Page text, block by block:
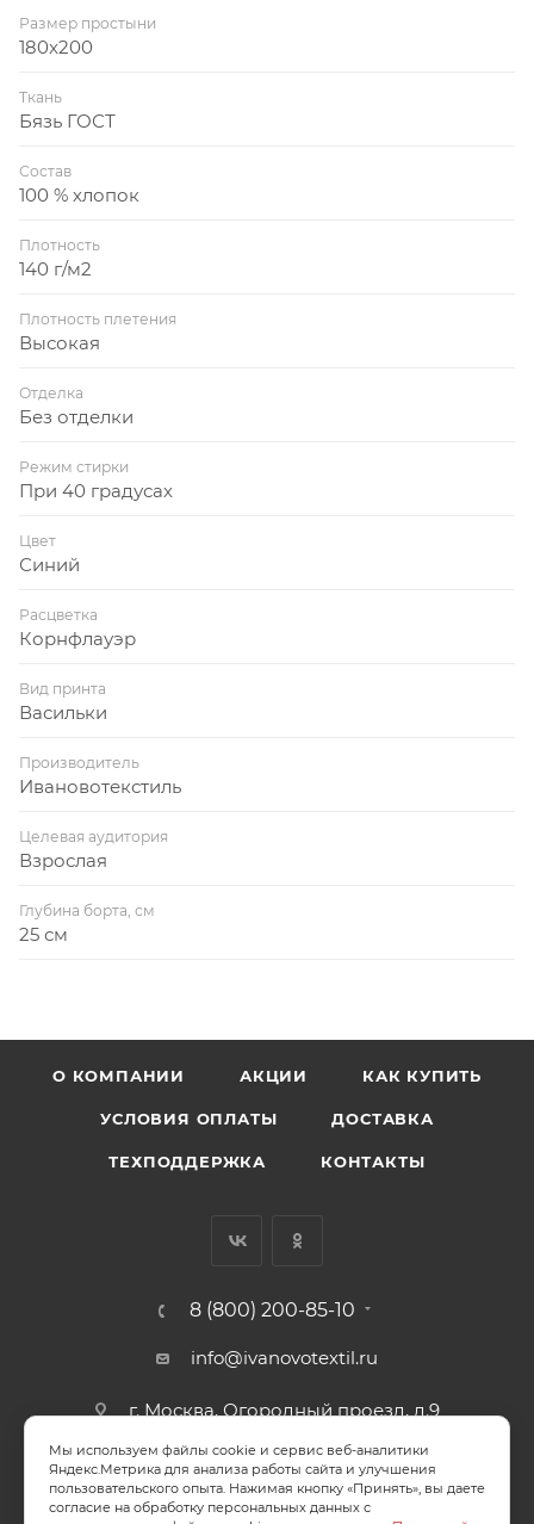
Размер простыни
180x200
Ткань
Бязь ГОСТ
Состав
100 % хлопок
Плотность
140 г/м2
Плотность плетения
Высокая
Отделка
Без отделки
Режим стирки
При 40 градусах
Цвет
Синий
Расцветка
Корнфлауэр
Вид принта
Васильки
Производитель
Ивановотекстиль
Целевая аудитория
Взрослая
Глубина борта, см
25 см
О КОМПАНИИ АКЦИИ КАК КУПИТЬ
УСЛОВИЯ ОПЛАТЫ ДОСТАВКА
ТЕХПОДДЕРЖКА КОНТАКТЫ
8 (800) 200-85-10
info@ivanovotextil.ru
г. Москва, Огородный проезд, д.9
СОГЛАСИЕ НА ОБРАБОТКУ ПЕРСОНАЛЬНЫХ ДАННЫХ
Мы используем файлы cookie и сервис веб-аналитики
Яндекс.Метрика для анализа работы сайта и улучшения
пользовательского опыта. Нажимая кнопку «Принять», вы даете
согласие на обработку персональных данных с